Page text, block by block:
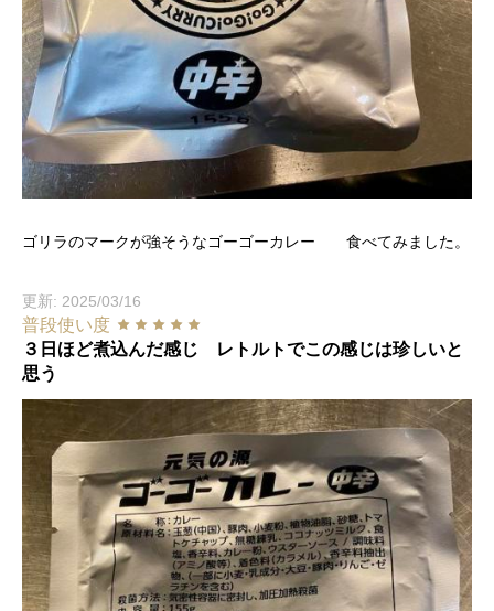
ゴリラのマークが強そうなゴーゴーカレー 食べてみました。
更新: 2025/03/16
普段使い度
３日ほど煮込んだ感じ レトルトでこの感じは珍しいと
思う